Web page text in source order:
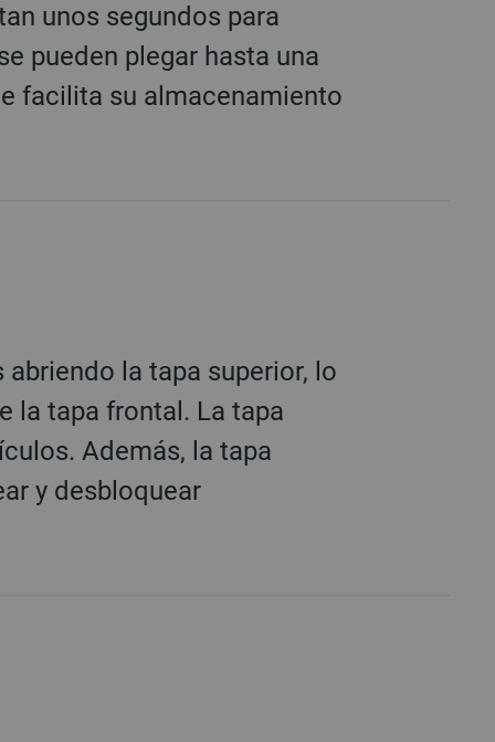
unos segundos para
pueden plegar hasta una
facilita su almacenamiento
la tapa superior, lo
la tapa frontal. La tapa
Además, la tapa
y desbloquear